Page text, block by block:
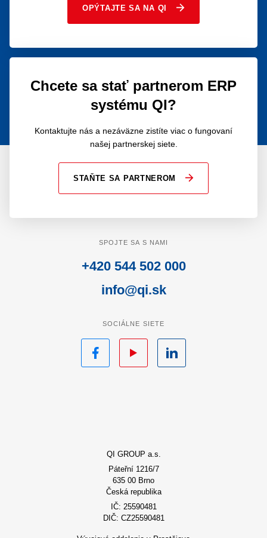
OPÝTAJTE SA NA QI
Chcete sa stať partnerom ERP
systému QI?
Kontaktujte nás a nezáväzne zistíte viac o fungovaní
našej partnerskej siete.
STAŇTE SA PARTNEROM
QI GROUP a.s.
Páteřní 1216/7
635 00 Brno
Česká republika
IČ: 25590481
DIČ: CZ25590481
SPOJTE SA S NAMI
+420 544 502 000
info@qi.sk
SOCIÁLNE SIETE